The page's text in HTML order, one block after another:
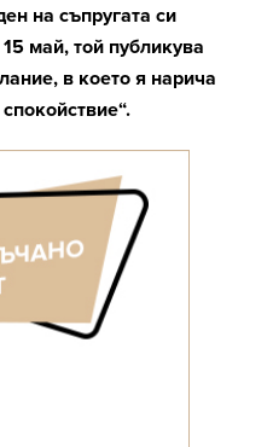
на съпругата си
май, той публикува
в което я нарича